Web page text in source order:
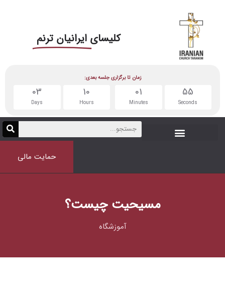
کلیسای ایرانیان ترنم
زمان تا برگزاری جلسه بعدی:
03
Days
10
Hours
01
Minutes
55
Seconds
حمایت مالی
مسیحیت چیست؟
آموزشگاه